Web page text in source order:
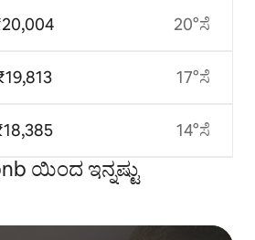
20°ಸೆ
17°ಸೆ
14°ಸೆ
ಯಿಂದ ಇನ್ನಷ್ಟು